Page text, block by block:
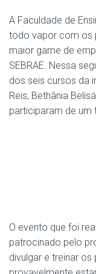
A Faculdade de
todo vapor com os
maior game de
SEBRAE. Nessa
dos seis cursos da
Reis, Bethânia
participaram de um
O evento que foi
patrocinado pelo
divulgar e treinar